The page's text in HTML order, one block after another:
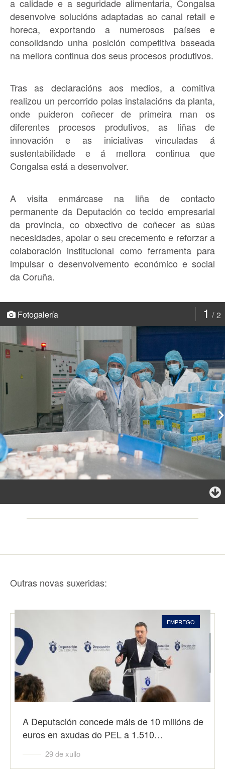
a calidade e a seguridade alimentaria, Congalsa
desenvolve solucións adaptadas ao canal retail e
horeca, exportando a numerosos países e
consolidando unha posición competitiva baseada
na mellora continua dos seus procesos produtivos.
Tras as declaracións aos medios, a comitiva
realizou un percorrido polas instalacións da planta,
onde puideron coñecer de primeira man os
diferentes procesos produtivos, as liñas de
innovación e as iniciativas vinculadas á
sustentabilidade e á mellora continua que
Congalsa está a desenvolver.
A visita enmárcase na liña de contacto
permanente da Deputación co tecido empresarial
da provincia, co obxectivo de coñecer as súas
necesidades, apoiar o seu crecemento e reforzar a
colaboración institucional como ferramenta para
impulsar o desenvolvemento económico e social
da Coruña.
1 2
Fotogalería
Outras novas suxeridas:
EMPREGO
A Deputación concede máis de 10 millóns de
euros en axudas do PEL a 1.510…
29 de xullo